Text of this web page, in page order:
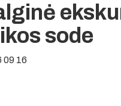
sode
09 16